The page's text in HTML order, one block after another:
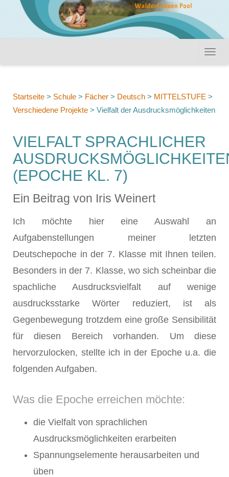
Startseite > Schule > Fächer > Deutsch > MITTELSTUFE >
Verschiedene Projekte > Vielfalt der Ausdrucksmöglichkeiten
VIELFALT SPRACHLICHER
(EPOCHE KL. 7)
Ein Beitrag von Iris Weinert
Ich möchte hier eine Auswahl an
Aufgabenstellungen meiner letzten
Deutschepoche in der 7. Klasse mit Ihnen teilen.
Besonders in der 7. Klasse, wo sich scheinbar die
spachliche Ausdrucksvielfalt auf wenige
ausdrucksstarke Wörter reduziert, ist als
Gegenbewegung trotzdem eine große Sensibilität
für diesen Bereich vorhanden. Um diese
hervorzulocken, stellte ich in der Epoche u.a. die
folgenden Aufgaben.
Was die Epoche erreichen möchte:
die Vielfalt von sprachlichen
Ausdrucksmöglichkeiten erarbeiten
Spannungselemente herausarbeiten und
üben